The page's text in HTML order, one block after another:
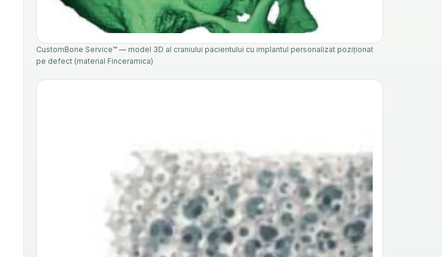
CustomBone Service™ — model 3D al craniului pacientului cu implantul personalizat poziționat
pe defect (material Finceramica)